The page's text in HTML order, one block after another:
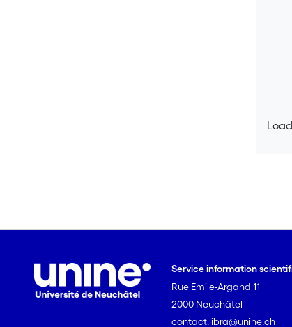
Service information
Rue Emile-Argand 11
2000 Neuchâtel
contact.libra@unine.ch